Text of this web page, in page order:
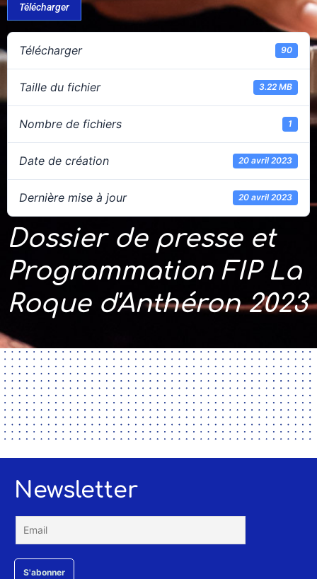
Télécharger
Télécharger 90
Taille du fichier 3.22 MB
Nombre de fichiers 1
Date de création 20 avril 2023
Dernière mise à jour 20 avril 2023
Dossier de presse et
Programmation FIP La
Roque d'Anthéron 2023
Newsletter